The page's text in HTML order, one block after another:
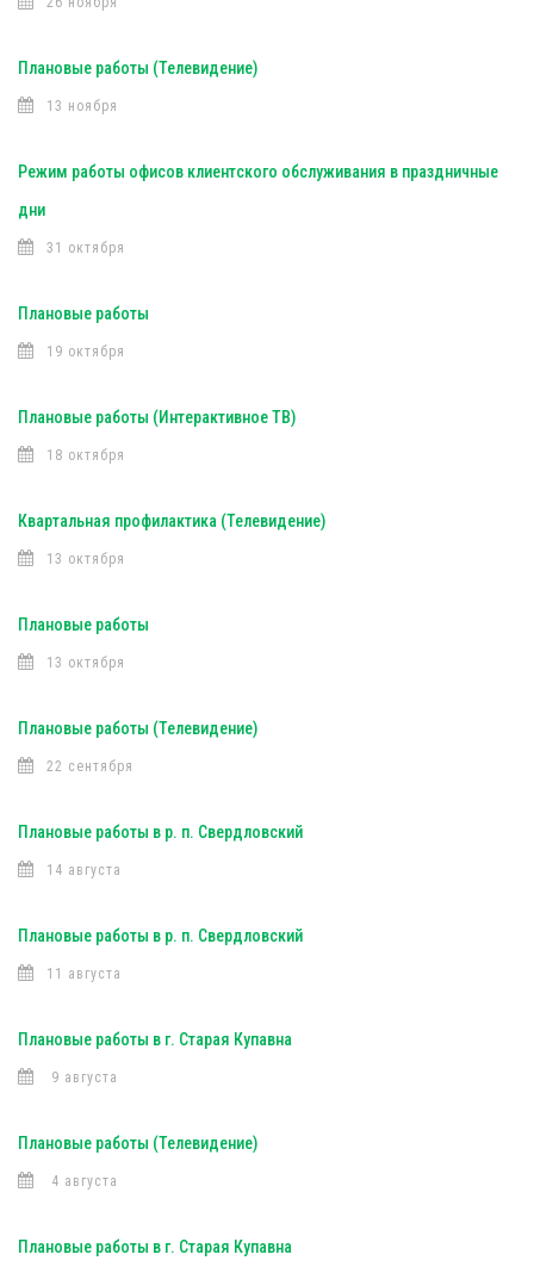
Плановые работы (Телевидение)
13 ноября
Режим работы офисов клиентского обслуживания в праздничные
дни
31 октября
Плановые работы
19 октября
Плановые работы (Интерактивное ТВ)
18 октября
Квартальная профилактика (Телевидение)
13 октября
Плановые работы
13 октября
Плановые работы (Телевидение)
22 сентября
Плановые работы в р. п. Свердловский
14 августа
Плановые работы в р. п. Свердловский
11 августа
Плановые работы в г. Старая Купавна
9 августа
Плановые работы (Телевидение)
4 августа
Плановые работы в г. Старая Купавна